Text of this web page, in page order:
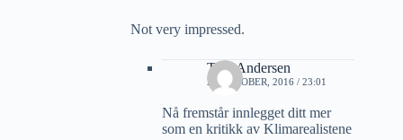
Not very impressed.
Tore Andersen
28 OKTOBER, 2016 / 23:01
Nå fremstår innlegget ditt mer
som en kritikk av Klimarealistene